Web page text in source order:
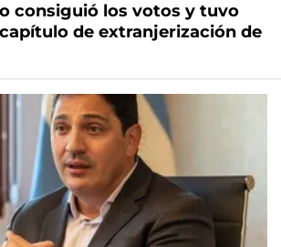
consiguió los votos y tuvo
de extranjerización de